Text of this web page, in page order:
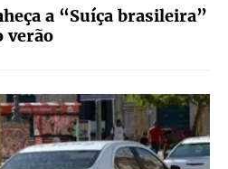
a “Suíça brasileira”
verão